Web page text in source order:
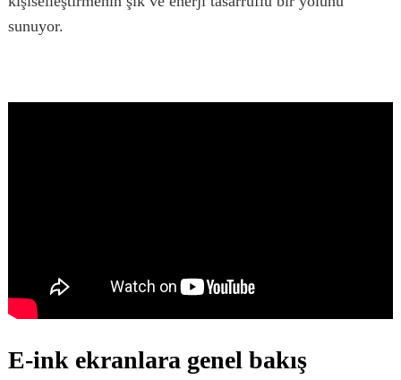
sunuyor.
E-ink ekranlara genel bakış